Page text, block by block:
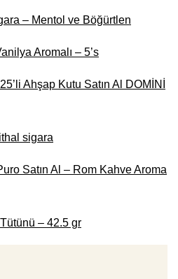
– Mentol ve Böğürtlen
Aromalı – 5’s
Ahşap Kutu Satın Al DOMİNİ
sigara
Satın Al – Rom Kahve Aroma
– 42.5 gr